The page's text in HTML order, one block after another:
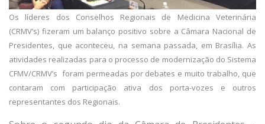
Os líderes dos Conselhos Regionais de Medicina Veterinária
(CRMV’s) fizeram um balanço positivo sobre a Câmara Nacional de
Presidentes, que aconteceu, na semana passada, em Brasília. As
atividades realizadas para o processo de modernização do Sistema
CFMV/CRMV’s foram permeadas por debates e muito trabalho, que
contaram com participação ativa dos porta-vozes e outros
representantes dos Regionais.